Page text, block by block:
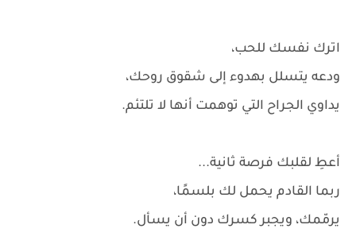
اترك نفسك للحب،
ودعه يتسلل بهدوء إلى شقوق روحك،
يداوي الجراح التي توهمت أنها لا تلتئم.
أعطِ لقلبك فرصة ثانية...
ربما القادم يحمل لك بلسمًا،
يرمّمك، ويجبر كسرك دون أن يسأل.